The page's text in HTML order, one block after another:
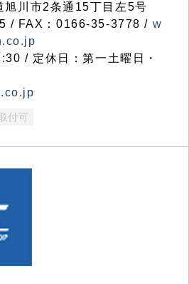
川市2条通15丁目左5号
/ FAX：0166-35-3778 / w
/ 定休日：第一土曜日・
付可